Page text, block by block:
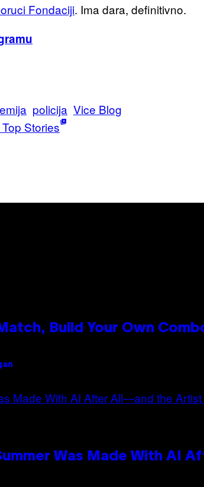
Fondaciji. Ima dara, definitivno.
policija Vice Blog
Stories
Build Your Own
Was Made With AI